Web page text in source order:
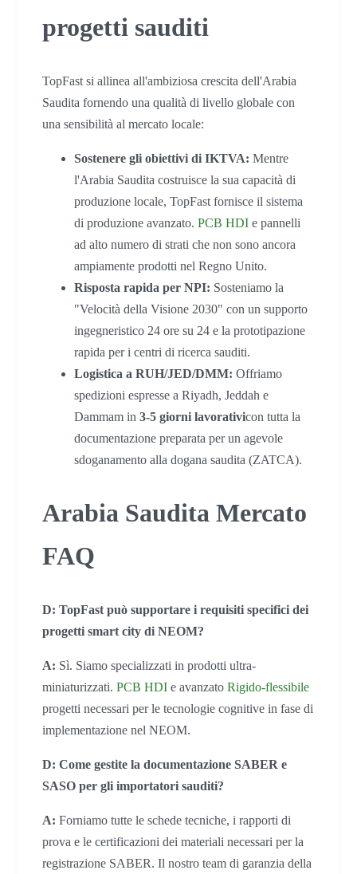
progetti sauditi
TopFast si allinea all'ambiziosa crescita dell'Arabia
Saudita fornendo una qualità di livello globale con
una sensibilità al mercato locale:
Sostenere gli obiettivi di IKTVA: Mentre
l'Arabia Saudita costruisce la sua capacità di
produzione locale, TopFast fornisce il sistema
di produzione avanzato. PCB HDI e pannelli
ad alto numero di strati che non sono ancora
ampiamente prodotti nel Regno Unito.
Risposta rapida per NPI: Sosteniamo la
"Velocità della Visione 2030" con un supporto
ingegneristico 24 ore su 24 e la prototipazione
rapida per i centri di ricerca sauditi.
Logistica a RUH/JED/DMM: Offriamo
spedizioni espresse a Riyadh, Jeddah e
Dammam in 3-5 giorni lavorativicon tutta la
documentazione preparata per un agevole
sdoganamento alla dogana saudita (ZATCA).
Arabia Saudita Mercato
FAQ
D: TopFast può supportare i requisiti specifici dei
progetti smart city di NEOM?
A: Sì. Siamo specializzati in prodotti ultra-
miniaturizzati. PCB HDI e avanzato Rigido-flessibile
progetti necessari per le tecnologie cognitive in fase di
implementazione nel NEOM.
D: Come gestite la documentazione SABER e
SASO per gli importatori sauditi?
A: Forniamo tutte le schede tecniche, i rapporti di
prova e le certificazioni dei materiali necessari per la
registrazione SABER. Il nostro team di garanzia della